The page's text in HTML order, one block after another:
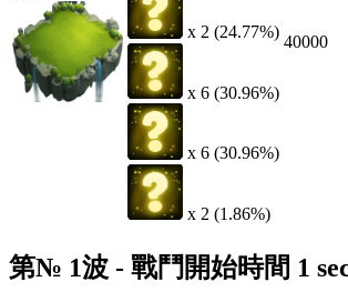
x 2 (24.77%)
x 6 (30.96%)
x 6 (30.96%)
x 2 (1.86%)
40000
第№ 1波 - 戰鬥開始時間 1 sec